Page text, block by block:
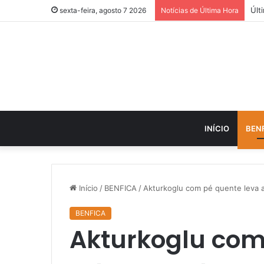
sexta-feira, agosto 7 2026 Notícias de Última Hora
INÍCIO
Início / BENFICA / Akturkoglu com pé quente leva
BENFICA
Akturkoglu